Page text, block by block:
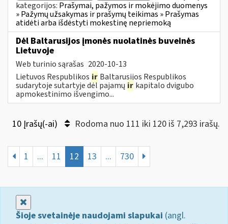
kategorijos: Prašymai, pažymos ir mokėjimo duomenys
» Pažymų užsakymas ir prašymų teikimas » Prašymas
atidėti arba išdėstyti mokestinę nepriemoką
Dėl Baltarusijos įmonės nuolatinės buveinės
Lietuvoje
Web turinio sąrašas 2020-10-13
Lietuvos Respublikos ir Baltarusijos Respublikos
sudarytoje sutartyje dėl pajamų ir kapitalo dvigubo
apmokestinimo išvengimo...
10 Įrašų(-ai) Rodoma nuo 111 iki 120 iš 7,293 irašų.
1 ... 11 12 13 ... 730
Šioje svetainėje naudojami slapukai (angl.